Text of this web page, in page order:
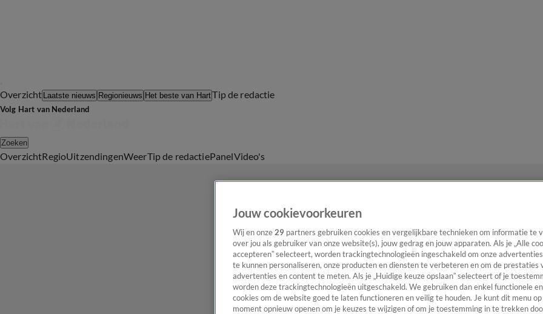
Overzicht Laatste nieuws Regionieuws Het beste van HartTip de redactie
Volg Hart van Nederland
Zoeken
OverzichtRegioUitzendingenWeerTip de redactiePanelVideo's
Jouw cookievoorkeuren
Wij en onze 29 partners gebruiken cookies en vergelijkbare technieken om informatie te
over jou als gebruiker van onze website(s), jouw gedrag en jouw apparaten. Als je „Alle
accepteren” selecteert, worden trackingtechnologieën ingeschakeld om onze
te kunnen personaliseren, onze producten en diensten te verbeteren en om de prestaties
advertenties en content te meten. Als je „Huidige keuze opslaan” selecteert of je
worden deze trackingtechnologieën uitgeschakeld. We gebruiken dan enkel functionele
cookies om de website goed te laten functioneren en veilig te houden. Je kunt dit menu
moment opnieuw openen om je keuzes te wijzigen of om je toestemming in te trekken